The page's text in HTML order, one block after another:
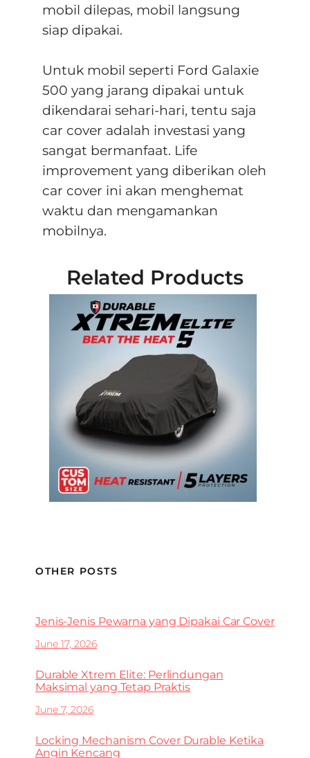
mobil dilepas, mobil langsung
siap dipakai.
Untuk mobil seperti Ford Galaxie
500 yang jarang dipakai untuk
dikendarai sehari-hari, tentu saja
car cover adalah investasi yang
sangat bermanfaat. Life
improvement yang diberikan oleh
car cover ini akan menghemat
waktu dan mengamankan
mobilnya.
Related Products
OTHER POSTS
Jenis-Jenis Pewarna yang Dipakai Car Cover
June 17, 2026
Durable Xtrem Elite: Perlindungan
Maksimal yang Tetap Praktis
June 7, 2026
Locking Mechanism Cover Durable Ketika
Angin Kencang